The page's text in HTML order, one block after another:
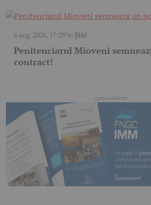
6 aug. 2026, 17:29în Știri
Penitenciarul Mioveni
contract!